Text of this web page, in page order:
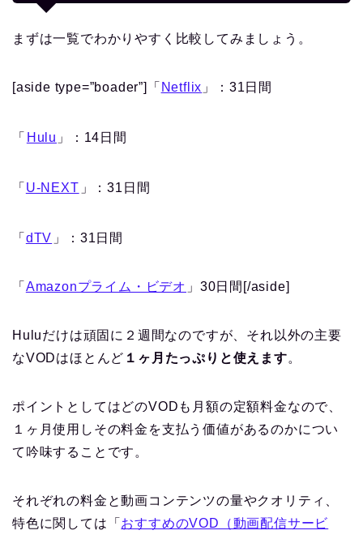
まずは一覧でわかりやすく比較してみましょう。
[aside type=”boader”]「 Netflix 」：31日間
「 Hulu 」：14日間
「 U-NEXT 」：31日間
「 dTV 」：31日間
「 Amazonプライム・ビデオ 」30日間[/aside]
Huluだけは頑固に２週間なのですが、それ以外の主要
なVODはほとんど １ヶ月たっぷりと使えます。
ポイントとしてはどのVODも月額の定額料金なので、
１ヶ月使用しその料金を支払う価値があるのかについ
て吟味することです。
それぞれの料金と動画コンテンツの量やクオリティ、
特色に関しては「 おすすめのVOD（動画配信サービ